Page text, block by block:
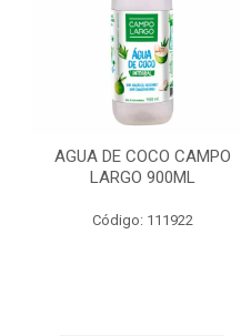
AGUA DE COCO CAMPO
LARGO 900ML
Código: 111922